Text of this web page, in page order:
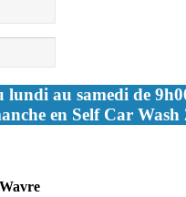
lundi au samedi de
en Self Car Wash